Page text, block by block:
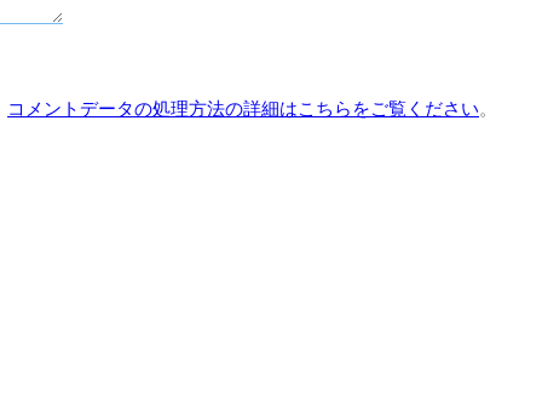
コメントデータの処理方法の詳細はこちらをご覧ください。